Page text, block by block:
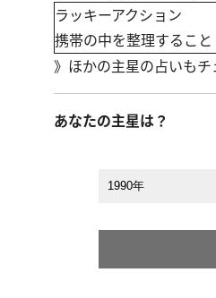
ラッキーアクション
携帯の中を整理すること
》 ほかの主星の占いもチ
あなたの主星は？